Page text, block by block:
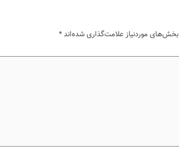
بخش‌های موردنیاز علامت‌گذاری شده‌اند*